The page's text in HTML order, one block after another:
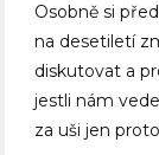
Osobně si
na desetiletí
diskutovat a
jestli nám
za uši jen